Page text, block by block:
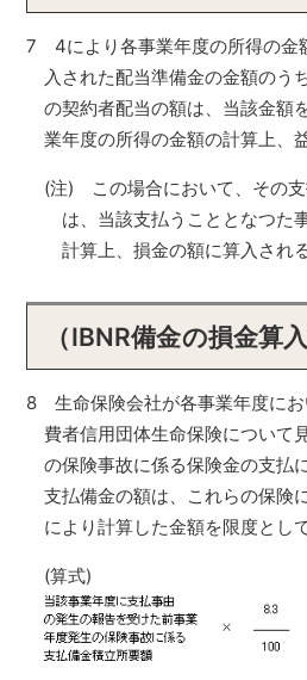
7 4により各事業年度の所得の金
入された配当準備金の金額のう
の契約者配当の額は、当該金額
業年度の所得の金額の計算上、
(注) この場合において、その
は、当該支払うこととなつた
計算上、損金の額に算入され
（IBNR備金の損金算入
8 生命保険会社が各事業年度にお
費者信用団体生命保険について
の保険事故に係る保険金の支払
支払備金の額は、これらの保険
により計算した金額を限度とし
(算式)